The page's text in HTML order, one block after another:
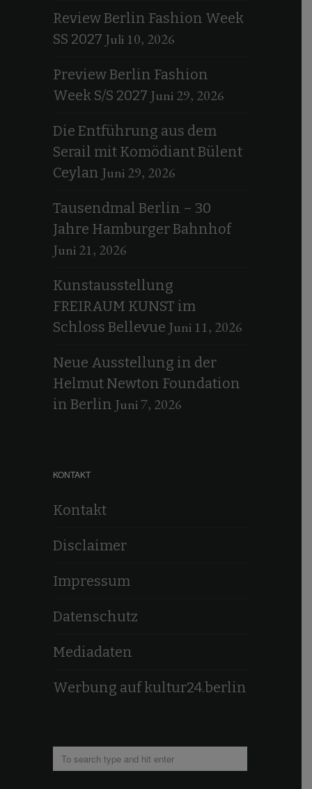
Review Berlin Fashion Week
SS 2027 Juli 10, 2026
Preview Berlin Fashion
Week S/S 2027 Juni 29, 2026
Die Entführung aus dem
Serail mit Komödiant Bülent
Ceylan Juni 29, 2026
Tausendmal Berlin – 30
Jahre Hamburger Bahnhof
Juni 21, 2026
Kunstausstellung
FREIRAUM KUNST im
Schloss Bellevue Juni 11, 2026
Neue Ausstellung in der
Helmut Newton Foundation
in Berlin Juni 7, 2026
KONTAKT
Kontakt
Disclaimer
Impressum
Datenschutz
Mediadaten
Werbung auf kultur24.berlin